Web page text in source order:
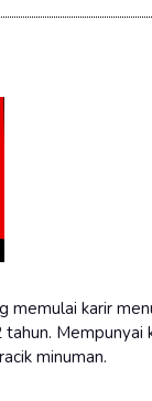
memulai karir
Mempunyai
minuman.